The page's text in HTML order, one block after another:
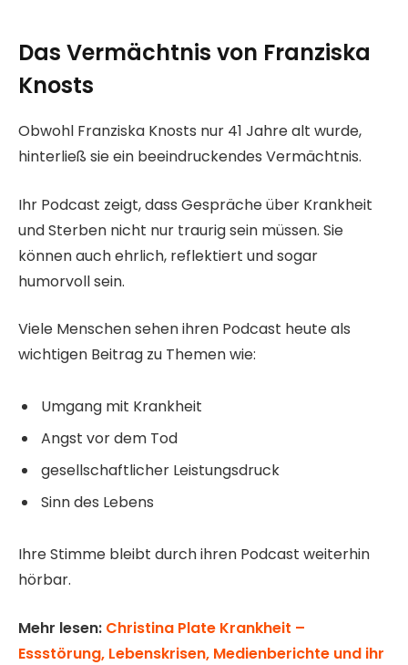
Das Vermächtnis von Franziska
Knosts
Obwohl Franziska Knosts nur 41 Jahre alt wurde,
hinterließ sie ein beeindruckendes Vermächtnis.
Ihr Podcast zeigt, dass Gespräche über Krankheit
und Sterben nicht nur traurig sein müssen. Sie
können auch ehrlich, reflektiert und sogar
humorvoll sein.
Viele Menschen sehen ihren Podcast heute als
wichtigen Beitrag zu Themen wie:
Umgang mit Krankheit
Angst vor dem Tod
gesellschaftlicher Leistungsdruck
Sinn des Lebens
Ihre Stimme bleibt durch ihren Podcast weiterhin
hörbar.
Mehr lesen: Christina Plate Krankheit –
Essstörung, Lebenskrisen, Medienberichte und ihr